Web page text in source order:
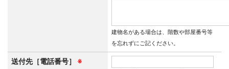
建物名がある場合は、階数や部屋番号等
を忘れずにご記ください。
送付先［電話番号］
※